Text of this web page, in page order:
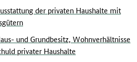
der privaten Haushalte mit
und Grundbesitz, Wohnverhältnisse
privater Haushalte